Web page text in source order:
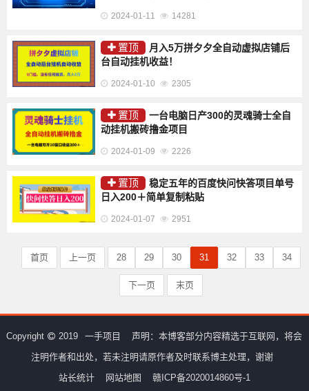
2024-01-11 14281
置顶
月入5万拼夕夕全自动虚拟店铺后
台自动挂机收益！
2024-01-10 2305
置顶
一台电脑日产300的灵魂骑士全自
动挂机搬砖撸金项目
2024-01-09 2226
置顶
稳定五年的百度快问快答项目单号
日入200＋简单复制粘贴
2024-01-07 2951
首页 上一页 28 29 30 31 32 33 34
下一页 末页
Copyright 2019 一手项目
声明：本博客部分内容精选于互联网，将会
注明作者和出处，若未注明请原作者及时联系博主处理，谢谢
站长统计
网站地图 赣ICP备2020014860号-1